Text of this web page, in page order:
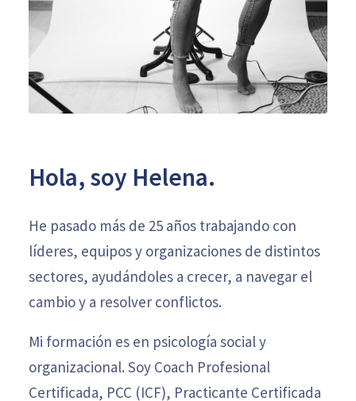
Hola, soy Helena.
He pasado más de 25 años trabajando con
líderes, equipos y organizaciones de distintos
sectores, ayudándoles a crecer, a navegar el
cambio y a resolver conflictos.
Mi formación es en psicología social y
organizacional. Soy Coach Profesional
Certificada, PCC (ICF), Practicante Certificada